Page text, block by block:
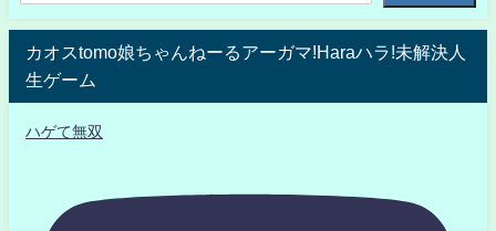
カオスtomo娘ちゃんねーるアーガマ!Haraハラ!未解決人
生ゲーム
ハゲて無双